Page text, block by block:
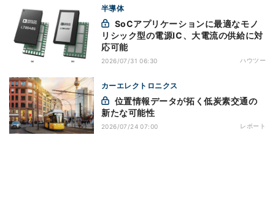
半導体
リシック型の電源IC、大電流の供給に対
応可能
2026/07/31 06:30 ハウツー
カーエレクトロニクス
新たな可能性
2026/07/24 07:00 レポート